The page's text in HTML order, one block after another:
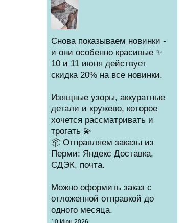
Снова показываем новинки -
и они особенно красивые ✨
10 и 11 июня действует
скидка 20% на все новинки.
Изящные узоры, аккуратные
детали и кружево, которое
хочется рассматривать и
трогать 💫
📦 Отправляем заказы из
Перми: Яндекс Доставка,
СДЭК, почта.
Можно оформить заказ с
отложенной отправкой до
одного месяца.